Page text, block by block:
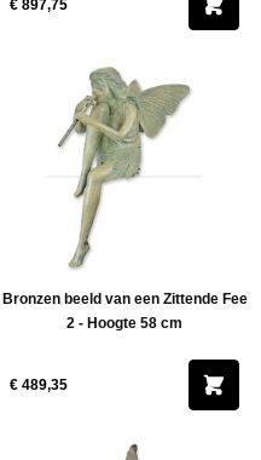
€ 897,75
Bronzen beeld van een Zittende Fee
2 - Hoogte 58 cm
€ 489,35